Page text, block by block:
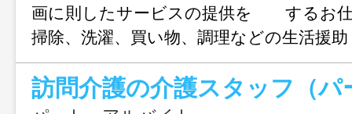
画に則したサービスの提供を する
掃除、洗濯、買い物、調理などの生活
助、おむつ交換などの身体介護 ○ＰＣ
使用したサービス記録 など 自家用車で
客様宅まで、直行直帰が基本に なりま